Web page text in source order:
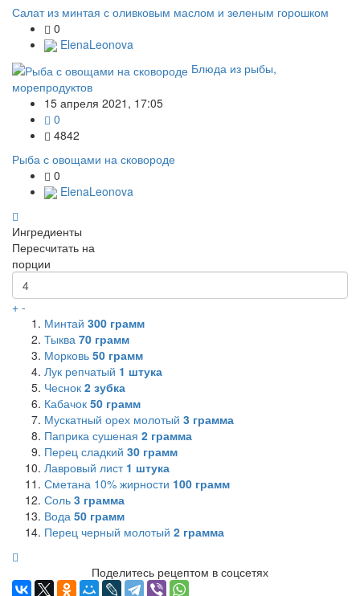
Салат из минтая с оливковым маслом и зеленым горошком
0
ElenaLeonova
Блюда из рыбы,
морепродуктов
15 апреля 2021, 17:05
0
4842
Рыба с овощами на сковороде
0
ElenaLeonova
Ингредиенты
Пересчитать на
порции
+ -
Минтай 300 грамм
Тыква 70 грамм
Морковь 50 грамм
Лук репчатый 1 штука
Чеснок 2 зубка
Кабачок 50 грамм
Мускатный орех молотый 3 грамма
Паприка сушеная 2 грамма
Перец сладкий 30 грамм
Лавровый лист 1 штука
Сметана 10% жирности 100 грамм
Соль 3 грамма
Вода 50 грамм
Перец черный молотый 2 грамма
Поделитесь рецептом в соцсетях